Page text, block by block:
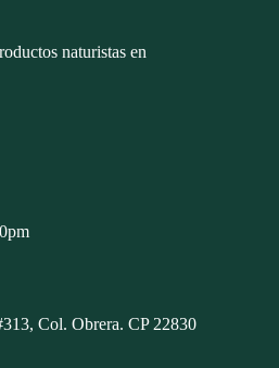
naturistas en
Col. Obrera. CP 22830